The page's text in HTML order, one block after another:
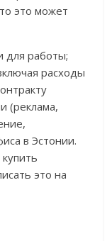
это может
для работы;
расходы
(реклама,
в Эстонии.
это на